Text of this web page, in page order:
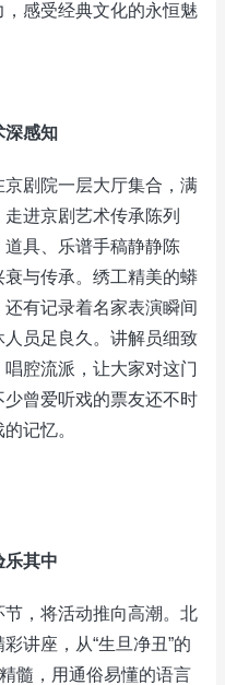
感受经典文化的永恒魅
深感知
剧院一层大厅集合，满
进京剧艺术传承陈列
具、乐谱手稿静静陈
与传承。绣工精美的蟒
有记录着名家表演瞬间
员足良久。讲解员细致
腔流派，让大家对这门
曾爱听戏的票友还不时
记忆。
乐其中
，将活动推向高潮。北
讲座，从“生旦净丑”的
髓，用通俗易懂的语言